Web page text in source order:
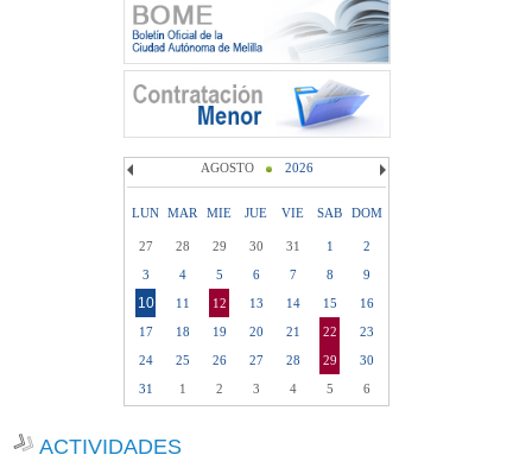
AGOSTO 2026
LUN MAR MIE JUE VIE SAB DOM
27 28 29 30 31 1
2
3
4 5 6 7 8 9
10 11 12 13 14 15
16
17
18 19 20 21 22
23
24
25 26 27 28 29
30
31
1 2 3 4 5 6
ACTIVIDADES